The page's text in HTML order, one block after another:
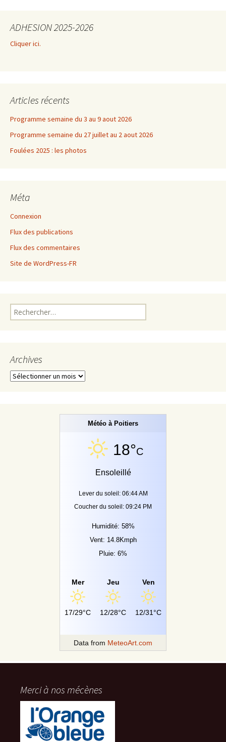
ADHESION 2025-2026
Cliquer ici.
Articles récents
Programme semaine du 3 au 9 aout 2026
Programme semaine du 27 juillet au 2 aout 2026
Foulées 2025 : les photos
Méta
Connexion
Flux des publications
Flux des commentaires
Site de WordPress-FR
Rechercher :
Archives
Archives
Météo à Poitiers
18°C
Ensoleillé
Lever du soleil: 06:44 AM
Coucher du soleil: 09:24 PM
Humidité: 58%
Vent: 14.8Kmph
Pluie: 6%
Mer
17/29°C
Jeu
12/28°C
Ven
12/31°C
Data from MeteoArt.com
Merci à nos mécènes